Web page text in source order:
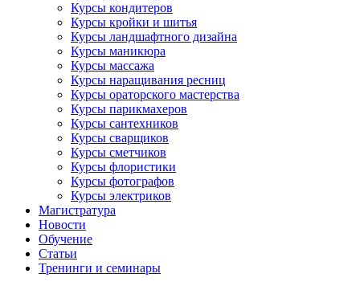
Курсы кондитеров
Курсы кройки и шитья
Курсы ландшафтного дизайна
Курсы маникюра
Курсы массажа
Курсы наращивания ресниц
Курсы ораторского мастерства
Курсы парикмахеров
Курсы сантехников
Курсы сварщиков
Курсы сметчиков
Курсы флористики
Курсы фотографов
Курсы электриков
Магистратура
Новости
Обучение
Статьи
Тренинги и семинары